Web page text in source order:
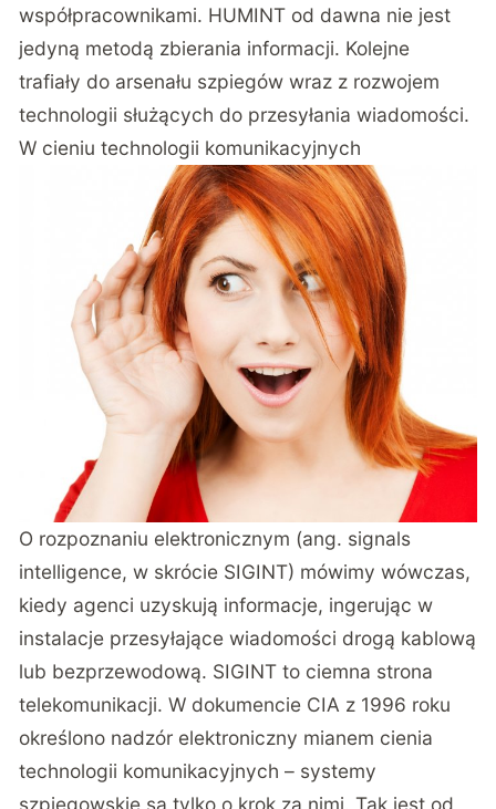
współpracownikami. HUMINT od dawna nie jest
jedyną metodą zbierania informacji. Kolejne
trafiały do arsenału szpiegów wraz z rozwojem
technologii służących do przesyłania wiadomości.
W cieniu technologii komunikacyjnych
O rozpoznaniu elektronicznym (ang. signals
intelligence, w skrócie SIGINT) mówimy wówczas,
kiedy agenci uzyskują informacje, ingerując w
instalacje przesyłające wiadomości drogą kablową
lub bezprzewodową. SIGINT to ciemna strona
telekomunikacji. W dokumencie CIA z 1996 roku
określono nadzór elektroniczny mianem cienia
technologii komunikacyjnych – systemy
szpiegowskie są tylko o krok za nimi. Tak jest od